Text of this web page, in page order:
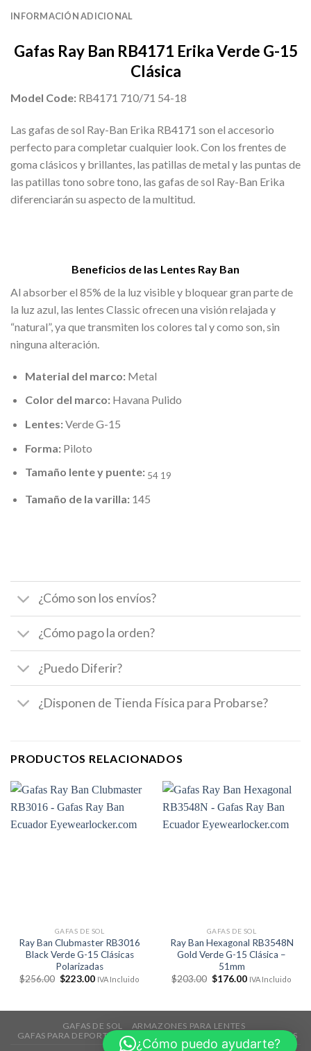
INFORMACIÓN ADICIONAL
Gafas Ray Ban RB4171 Erika Verde G-15
Clásica
Model Code: RB4171 710/71 54-18
Las gafas de sol Ray-Ban Erika RB4171 son el accesorio
perfecto para completar cualquier look. Con los frentes de
goma clásicos y brillantes, las patillas de metal y las puntas de
las patillas tono sobre tono, las gafas de sol Ray-Ban Erika
diferenciarán su aspecto de la multitud.
Beneficios de las Lentes Ray Ban
Al absorber el 85% de la luz visible y bloquear gran parte de
la luz azul, las lentes Classic ofrecen una visión relajada y
“natural”, ya que transmiten los colores tal y como son, sin
ninguna alteración.
Material del marco: Metal
Color del marco: Havana Pulido
Lentes:Verde G-15
Forma: Piloto
Tamaño lente y puente: 54 19
Tamaño de la varilla: 145
¿Cómo son los envíos?
¿Cómo pago la orden?
¿Puedo Diferir?
¿Disponen de Tienda Física para Probarse?
PRODUCTOS RELACIONADOS
GAFAS DE SOL
Ray Ban Clubmaster RB3016
Black Verde G-15 Clásicas
Polarizadas
$256.00 El
$256.00.
$223.00El
$223.00.
IVA Incluido
GAFAS DE SOL
Ray Ban Hexagonal RB3548N
Gold Verde G-15 Clásica –
51mm
$203.00 El
$203.00.
$176.00El
$176.00.
IVA Incluido
GAFAS DE SOL
ARMAZONES PARA LENTES
GAFAS PARA DEPORTES
TECNOLOGÍA REBAJAS
¿Cómo puedo ayudarte?